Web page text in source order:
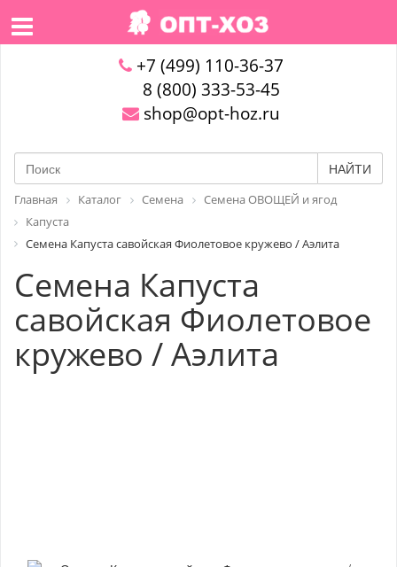
+7 (499) 110-36-37
8 (800) 333-53-45
shop@opt-hoz.ru
НАЙТИ
Главная Каталог Семена
Семена ОВОЩЕЙ и ягод
Капуста
Семена Капуста савойская Фиолетовое кружево / Аэлита
Семена Капуста
савойская Фиолетовое
кружево / Аэлита